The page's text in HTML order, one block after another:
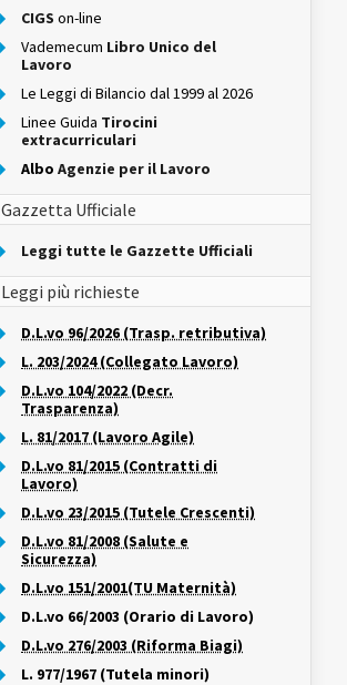
CIGS on-line
Vademecum Libro Unico del
Lavoro
Le Leggi di Bilancio dal 1999 al 2026
Linee Guida Tirocini
extracurriculari
Albo Agenzie per il Lavoro
Gazzetta Ufficiale
Leggi tutte le Gazzette Ufficiali
Leggi più richieste
D.L.vo 96/2026 (Trasp. retributiva)
L. 203/2024 (Collegato Lavoro)
D.L.vo 104/2022 (Decr.
Trasparenza)
L. 81/2017 (Lavoro Agile)
D.L.vo 81/2015 (Contratti di
Lavoro)
D.L.vo 23/2015 (Tutele Crescenti)
D.L.vo 81/2008 (Salute e
Sicurezza)
D.L.vo 151/2001(TU Maternità)
D.L.vo 66/2003 (Orario di Lavoro)
D.L.vo 276/2003 (Riforma Biagi)
L. 977/1967 (Tutela minori)